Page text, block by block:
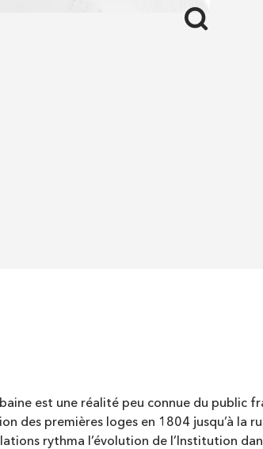
est une réalité peu connue du public
des premières loges en 1804 jusqu’à
rythma l’évolution de l’Institution